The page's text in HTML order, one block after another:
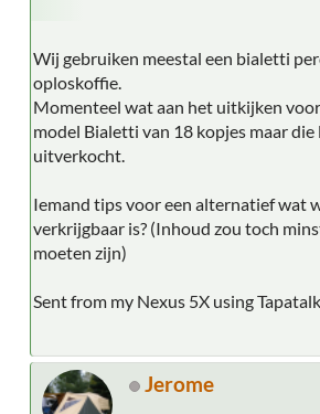
Wij gebruiken meestal een bialetti
oploskoffie.
Momenteel wat aan het uitkijken
model Bialetti van 18 kopjes maar
uitverkocht.
Iemand tips voor een alternatief wat
verkrijgbaar is? (Inhoud zou toch
moeten zijn)
Sent from my Nexus 5X using Tapatalk
Jerome